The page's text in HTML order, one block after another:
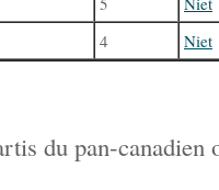
4 Niet
du pan-canadien